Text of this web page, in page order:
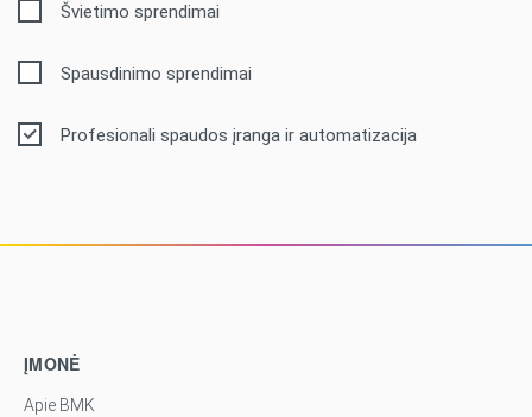
Švietimo sprendimai
Spausdinimo sprendimai
Profesionali spaudos įranga ir automatizacija
ĮMONĖ
Apie BMK